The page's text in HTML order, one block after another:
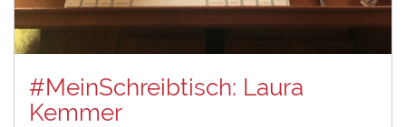
#MeinSchreibtisch: Laura
Kemmer